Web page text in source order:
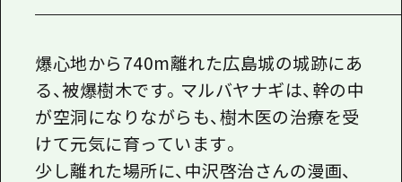
爆心地から740m離れた広島城の城跡にあ
る、被爆樹木です。マルバヤナギは、幹の中
が空洞になりながらも、樹木医の治療を受
けて元気に育っています。
少し離れた場所に、中沢啓治さんの漫画、